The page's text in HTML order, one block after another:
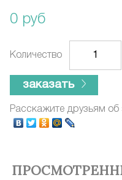
0 руб
Количество
заказать
Расскажите друзьям об